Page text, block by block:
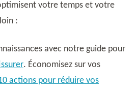
votre temps et votre
:
avec notre guide pour
. Économisez sur vos
actions pour réduire vos